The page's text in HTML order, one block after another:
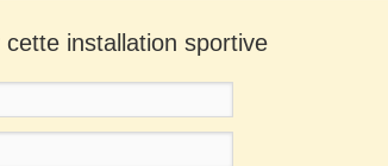
installation sportive